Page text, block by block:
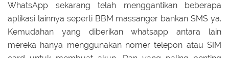
WhatsApp sekarang telah menggantikan beberapa
aplikasi lainnya seperti BBM massanger bankan SMS ya.
Kemudahan yang diberikan whatsapp antara lain
mereka hanya menggunakan nomer telepon atau SIM